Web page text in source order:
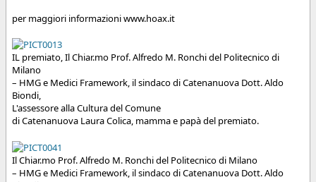
per maggiori informazioni www.hoax.it
IL premiato, Il Chiar.mo Prof. Alfredo M. Ronchi del Politecnico di
Milano
– HMG e Medici Framework, il sindaco di Catenanuova Dott. Aldo
Biondi,
L'assessore alla Cultura del Comune
di Catenanuova Laura Colica, mamma e papà del premiato.
Il Chiar.mo Prof. Alfredo M. Ronchi del Politecnico di Milano
– HMG e Medici Framework, il sindaco di Catenanuova Dott. Aldo